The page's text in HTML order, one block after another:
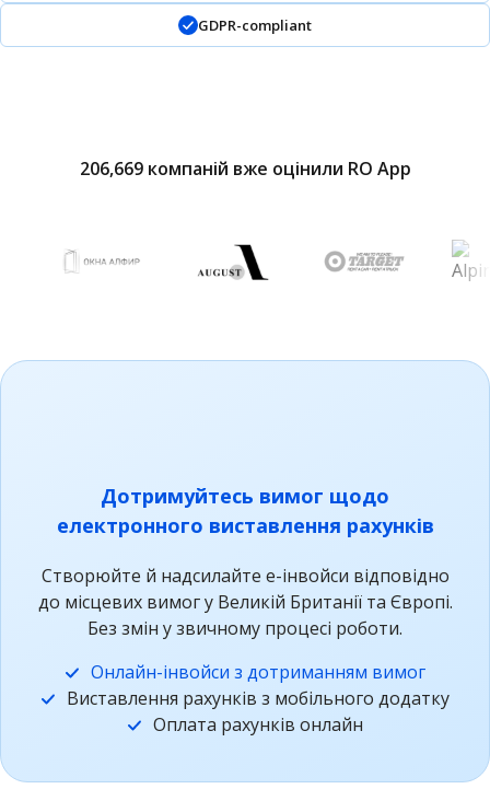
GDPR-compliant
206,669 компаній вже оцінили RO App
Дотримуйтесь вимог щодо
електронного виставлення рахунків
Створюйте й надсилайте е-інвойси відповідно
до місцевих вимог у Великій Британії та Європі.
Без змін у звичному процесі роботи.
Онлайн-інвойси з дотриманням вимог
Виставлення рахунків з мобільного додатку
Оплата рахунків онлайн